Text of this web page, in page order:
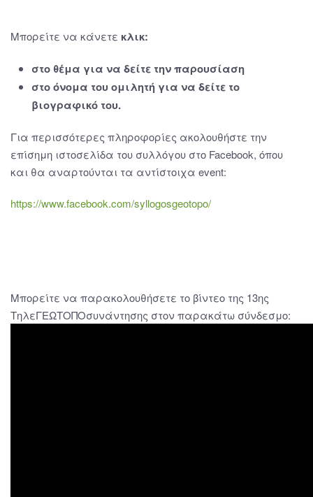
Μπορείτε να κάνετε κλικ:
στο θέμα για να δείτε την παρουσίαση
στο όνομα του ομιλητή για να δείτε το
βιογραφικό του.
Για περισσότερες πληροφορίες ακολουθήστε την
επίσημη ιστοσελίδα του συλλόγου στο Facebook, όπου
και θα αναρτούνται τα αντίστοιχα event:
https://www.facebook.com/syllogosgeotopo/
Μπορείτε να παρακολουθήσετε το βίντεο της 13ης
ΤηλεΓΕΩΤΟΠΟσυνάντησης στον παρακάτω σύνδεσμο: